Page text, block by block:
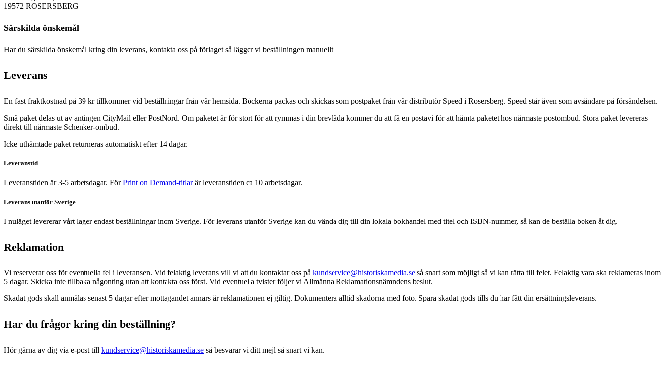
19572 ROSERSBERG
Särskilda önskemål
Har du särskilda önskemål kring din leverans, kontakta oss på förlaget så lägger vi beställningen manuellt.
Leverans
En fast fraktkostnad på 39 kr tillkommer vid beställningar från vår hemsida. Böckerna packas och skickas som postpaket från vår distributör Speed i Rosersberg. Speed står även som avsändare på försändelsen.
Små paket delas ut av antingen CityMail eller PostNord. Om paketet är för stort för att rymmas i din brevlåda kommer du att få en postavi för att hämta paketet hos närmaste postombud. Stora paket levereras
direkt till närmaste Schenker-ombud.
Icke uthämtade paket returneras automatiskt efter 14 dagar.
Leveranstid
Leveranstiden är 3-5 arbetsdagar. FörPrint on Demand-titlarär leveranstiden ca 10 arbetsdagar.
Leverans utanför Sverige
I nuläget levererar vårt lager endast beställningar inom Sverige. För leverans utanför Sverige kan du vända dig till din lokala bokhandel med titel och ISBN-nummer, så kan de beställa boken åt dig.
Reklamation
Vi reserverar oss för eventuella fel i leveransen. Vid felaktig leverans vill vi att du kontaktar oss på kundservice@historiskamedia.se så snart som möjligt så vi kan rätta till felet. Felaktig vara ska reklameras inom
5 dagar. Skicka inte tillbaka någonting utan att kontakta oss först. Vid eventuella tvister följer vi Allmänna Reklamationsnämndens beslut.
Skadat gods skall anmälas senast 5 dagar efter mottagandet annars är reklamationen ej giltig. Dokumentera alltid skadorna med foto. Spara skadat gods tills du har fått din ersättningsleverans.
Har du frågor kring din beställning?
Hör gärna av dig via e-post till kundservice@historiskamedia.se så besvarar vi ditt mejl så snart vi kan.